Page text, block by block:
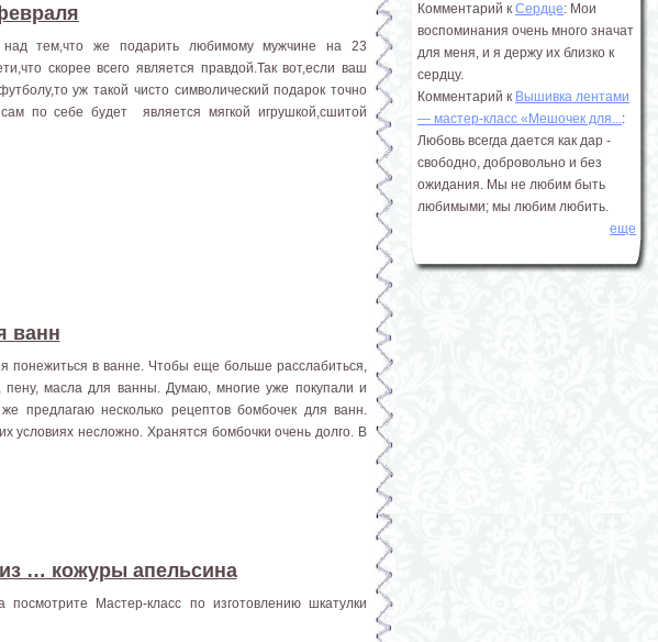
тем,что же подарить любимому мужчине на 23
скорее всего является правдой.Так вот,если ваш
уж такой чисто символический подарок точно
по себе будет является мягкой игрушкой,сшитой
ванн
понежиться в ванне. Чтобы еще больше расслабиться,
масла для ванны. Думаю, многие уже покупали и
предлагаю несколько рецептов бомбочек для ванн.
условиях несложно. Хранятся бомбочки очень долго. В
… кожуры апельсина
Мастер-класс по изготовлению шкатулки
Комментарий к Сердце: Мои
воспоминания очень много значат
для меня, и я держу их близко к
сердцу.
Комментарий к Вышивка лентами
― мастер-класс «Мешочек для...:
Любовь всегда дается как дар -
свободно, добровольно и без
ожидания. Мы не любим быть
любимыми; мы любим любить.
еще